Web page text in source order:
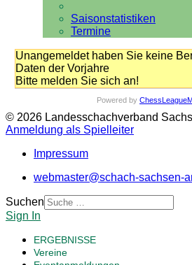
Saisonstatistiken
Termine
Unangemeldet haben Sie keine
Daten der Vorjahre
Bitte melden Sie sich an!
Powered by
© 2026 Landesschachverband
Anmeldung als Spielleiter
Impressum
webmaster@schach-sachsen-
Suchen
Sign In
ERGEBNISSE
Vereine